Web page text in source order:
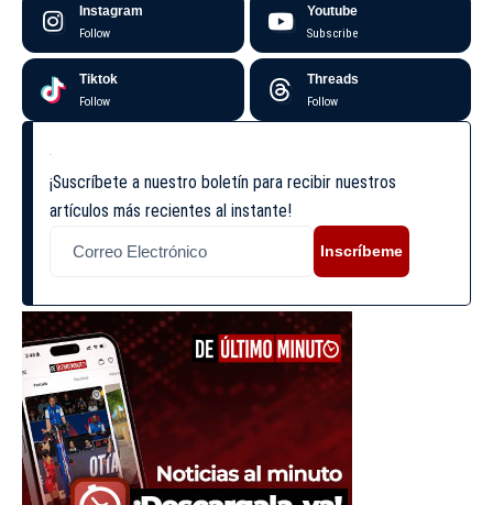
Instagram
Follow
Youtube
Subscribe
Tiktok
Follow
Threads
Follow
¡Suscríbete a nuestro boletín para recibir nuestros
artículos más recientes al instante!
Inscríbeme